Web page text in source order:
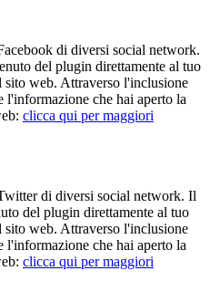
di diversi social network.
del plugin direttamente al tuo
sito web. Attraverso l'inclusione
che hai aperto la
clicca qui per maggiori
di diversi social network. Il
del plugin direttamente al tuo
sito web. Attraverso l'inclusione
che hai aperto la
clicca qui per maggiori